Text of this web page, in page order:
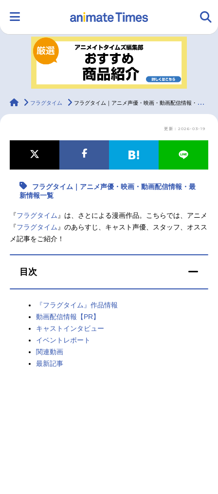
ランキング アニメ
ラジオ みんなの声
最新記事一覧
アニメ記事一覧 声優記事一覧
アニメ映画一覧
今期アニメ曜日別一覧
春アニメ
男性声優/女性声優一覧
animateTimes
フラグタイム フラグタイム｜アニメ声優・映画・動画配信情報・最新情報一覧
更新：2026-03-19
フラグタイム｜アニメ声優・映画・動画配信情報・最
新情報一覧
『フラグタイム 』は、さとによる漫画作品。こちらでは、アニメ
『フラグタイム 』のあらすじ、キャスト声優、スタッフ、オスス
メ記事をご紹介！
目次
『フラグタイム』作品情報
動画配信情報【PR】
キャストインタビュー
イベントレポート
関連動画
最新記事